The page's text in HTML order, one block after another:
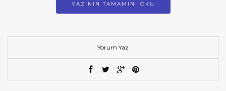
YAZININ TAMAMINI OKU
Yorum Yaz